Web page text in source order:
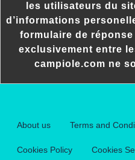
les utilisateurs du
d’informations
formulaire de
exclusivement entre
campiole.com ne
About us Terms and
Cookies Policy Cookies